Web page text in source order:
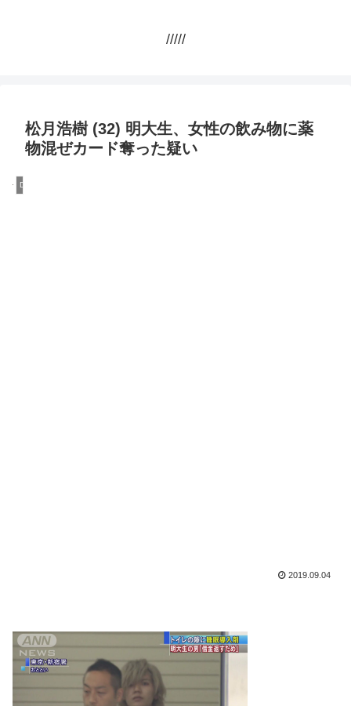
/////
松月浩樹 (32) 明大生、女性の飲み物に薬
物混ぜカード奪った疑い
DQN
2019.09.04